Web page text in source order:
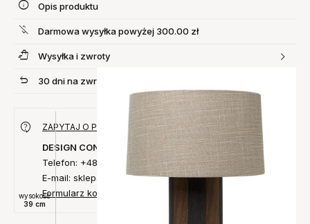
Opis produktu
Darmowa wysyłka powyżej 300.00 zł
Wysyłka i zwroty
30 dni na zwrot produktu
ZAPYTAJ O PRODUKT
DESIGN CONCEPT
Telefon: +48 735 027 014
E-mail: sklep@designconcept.pl
Formularz kontaktowy
wysokość
39 cm